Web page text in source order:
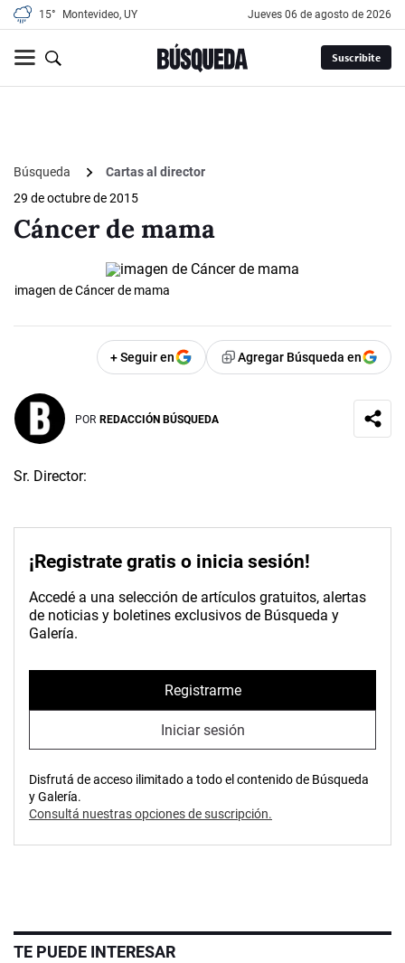
15° Montevideo, UY jueves 06 de agosto de 2026
Suscribite
Búsqueda
Cartas al director
29 de octubre de 2015
Cáncer de mama
imagen de Cáncer de mama
+ Seguir en Agregar Búsqueda en
POR REDACCIÓN BÚSQUEDA
Sr. Director:
¡Registrate gratis o inicia sesión!
Accedé a una selección de artículos gratuitos, alertas
de noticias y boletines exclusivos de Búsqueda y
Galería.
Registrarme
Iniciar sesión
Disfrutá de acceso ilimitado a todo el contenido de Búsqueda
y Galería.
Consultá nuestras opciones de suscripción.
TE PUEDE INTERESAR